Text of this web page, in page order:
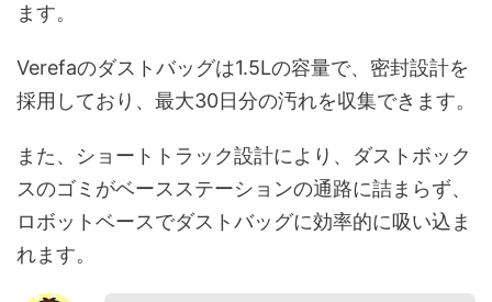
ます。
Verefaのダストバッグは1.5Lの容量で、密封設計を
採用しており、最大30日分の汚れを収集できます。
また、ショートトラック設計により、ダストボック
スのゴミがベースステーションの通路に詰まらず、
ロボットベースでダストバッグに効率的に吸い込ま
れます。